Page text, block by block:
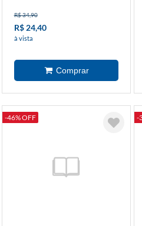
R$ 34,90
R$ 24,40
à vista
-46% OFF -